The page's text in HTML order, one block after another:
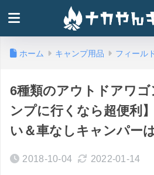
ホーム キャンプ用品 フィール
6種類のアウトドアワゴ
ンプに行くなら超便利
い＆車なしキャンパー
2018-10-04 2022-01-14